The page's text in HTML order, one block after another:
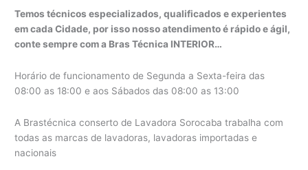
Temos técnicos especializados, qualificados e experientes
em cada Cidade, por isso nosso atendimento é rápido e ágil,
conte sempre com a Bras Técnica INTERIOR…
Horário de funcionamento de Segunda a Sexta-feira das
08:00 as 18:00 e aos Sábados das 08:00 as 13:00
A Brastécnica conserto de Lavadora Sorocaba trabalha com
todas as marcas de lavadoras, lavadoras importadas e
nacionais